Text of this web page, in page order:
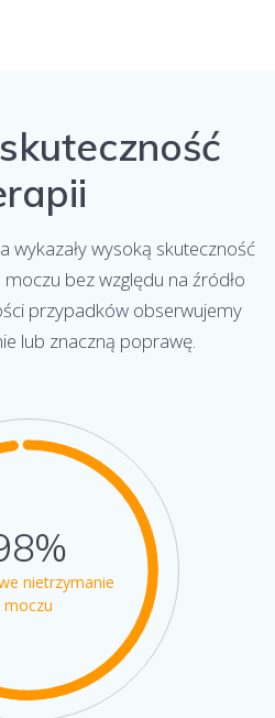
wykazały wysoką skuteczność
bez względu na źródło
przypadków obserwujemy
lub znaczną poprawę.
nietrzymanie
moczu